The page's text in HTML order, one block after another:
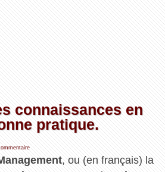
connaissances en
pratique.
, ou (en français) la